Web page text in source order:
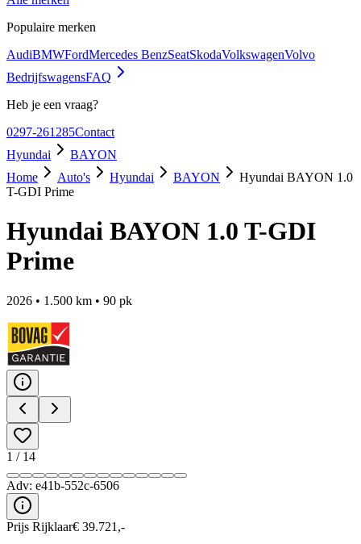
Populaire merken
AudiBMWFordMercedes BenzSeatSkodaVolkswagenVolvo
BedrijfswagensFAQ
Heb je een vraag?
0297-261285Contact
Hyundai
BAYON
Home
Auto's Hyundai BAYON
Hyundai BAYON 1.0
T-GDI Prime
Hyundai BAYON 1.0 T-GDI
Prime
2026 • 1.500 km • 90 pk
1 / 14
Adv: e41b-552c-6506
Prijs Rijklaar€ 39.721 ,-